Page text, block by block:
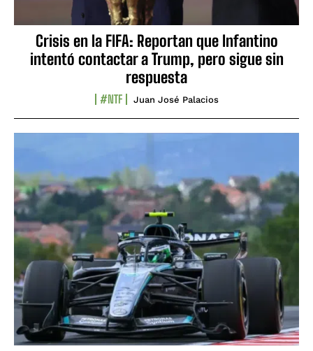
Crisis en la FIFA: Reportan que Infantino
intentó contactar a Trump, pero sigue sin
respuesta
#NTF Juan José Palacios